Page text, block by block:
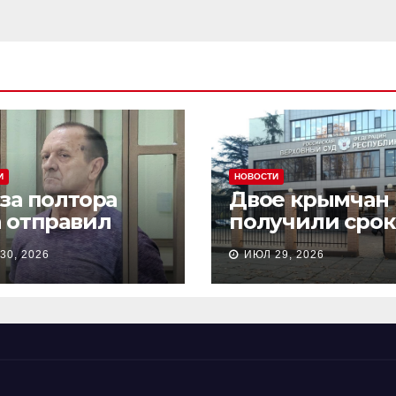
полтора
отправил
из
в
на 18 лет
2026
НОВОСТИ
Двое крымчан
получили
то, что
СВО»
ИЮЛ 29, 2026